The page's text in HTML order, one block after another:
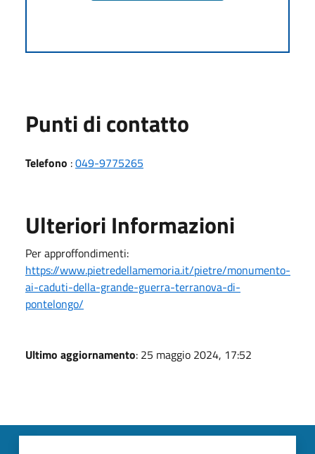
Punti di contatto
Telefono :049-9775265
Ulteriori Informazioni
Per approffondimenti:
https://www.pietredellamemoria.it/pietre/monumento-
ai-caduti-della-grande-guerra-terranova-di-
pontelongo/
Ultimo aggiornamento: 25 maggio 2024, 17:52